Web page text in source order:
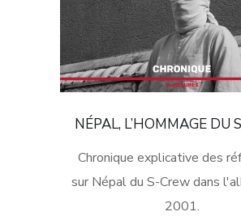
NÉPAL, L’HOMMAGE DU
Chronique explicative des
sur Népal du S-Crew dans
2001.